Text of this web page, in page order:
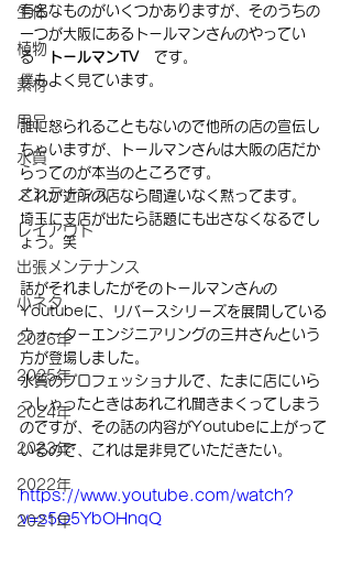
生体
植物
素材
用品
水質
メンテナンス
レイアウト
出張メンテナンス
小ネタ
2026年
2025年
2024年
2023年
2022年
2021年
有名なものがいくつかありますが、そのうちの
一つが大阪にあるトールマンさんのやってい
る トールマンTV です。
僕もよく見ています。
誰に怒られることもないので他所の店の宣伝し
ちゃいますが、トールマンさんは大阪の店だか
らってのが本当のところです。
これが近所の店なら間違いなく黙ってます。
埼玉に支店が出たら話題にも出さなくなるでし
ょう。笑
話がそれましたがそのトールマンさんの
Youtubeに、リバースシリーズを展開している
ウォーターエンジニアリングの三井さんという
方が登場しました。
水質のプロフェッショナルで、たまに店にいら
っしゃったときはあれこれ聞きまくってしまう
のですが、その話の内容がYoutubeに上がって
いるので、これは是非見ていただきたい。
https://www.youtube.com/watch?
v=s5O5YbOHnqQ